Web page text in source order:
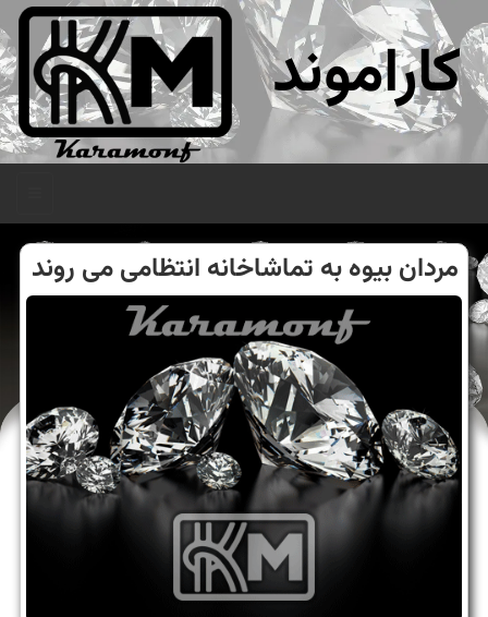
کاراموند
مردان بیوه به تماشاخانه انتظامی می روند